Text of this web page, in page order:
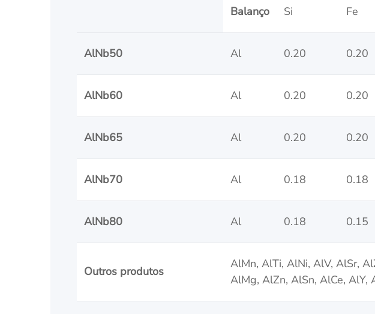
Balanço Si Fe
AlNb50 Al 0.20 0.20
AlNb60 Al 0.20 0.20
AlNb65 Al 0.20 0.20
AlNb70 Al 0.18 0.18
AlNb80 Al 0.18 0.15
Outros produtos
AlMn, AlTi, AlNi, AlV, AlSr,
AlMg, AlZn, AlSn, AlCe, AlY,